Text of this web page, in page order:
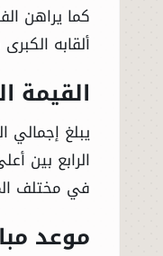
الرئيسية
الأخبار
العالم
كما يراهن
ألقابه
القيمة
الرابع بين
في مختلف
موعد